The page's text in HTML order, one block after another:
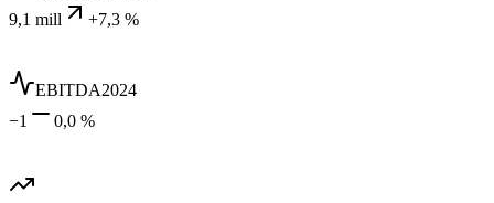
9,1 mill
+7,3 %
EBITDA2024
−1
0,0 %